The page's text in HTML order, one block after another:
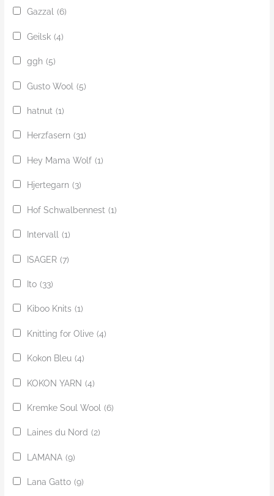
Gazzal (6)
Geilsk (4)
ggh (5)
Gusto Wool (5)
hatnut (1)
Herzfasern (31)
Hey Mama Wolf (1)
Hjertegarn (3)
Hof Schwalbennest (1)
Intervall (1)
ISAGER (7)
Ito (33)
Kiboo Knits (1)
Knitting for Olive (4)
Kokon Bleu (4)
KOKON YARN (4)
Kremke Soul Wool (6)
Laines du Nord (2)
LAMANA (9)
Lana Gatto (9)